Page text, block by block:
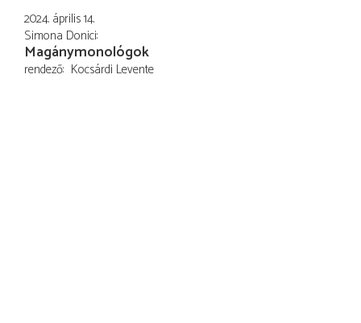
2024. április 14.
Simona Donici
Magánymonológok
rendező Kocsárdi Levente